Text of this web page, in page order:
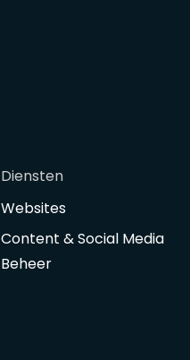
Diensten
Websites
Content & Social Media
Beheer